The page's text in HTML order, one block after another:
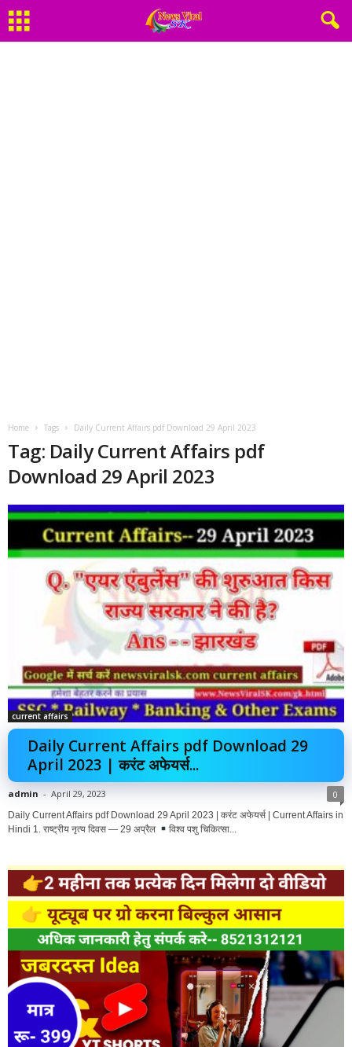
Home Tags Daily Current Affairs pdf Download 29 April 2023
Tag: Daily Current Affairs pdf
Download 29 April 2023
current affairs
Daily Current Affairs pdf Download 29
April 2023 | करंट अफेयर्स...
admin - April 29, 2023 0
Daily Current Affairs pdf Download 29 April 2023 | करंट अफेयर्स | Current Affairs in
Hindi 1. राष्ट्रीय नृत्य दिवस — 29 अप्रैल
विश्व पशु चिकित्सा...